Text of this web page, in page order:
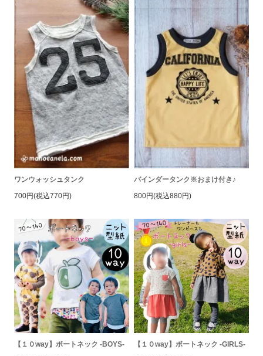
ワンウォッシュタンク
700円(税込770円)
バインダータンク※おまけ付き♪
800円(税込880円)
【１０way】ボートネック -BOYS-
【１０way】ボートネック -GIRLS-